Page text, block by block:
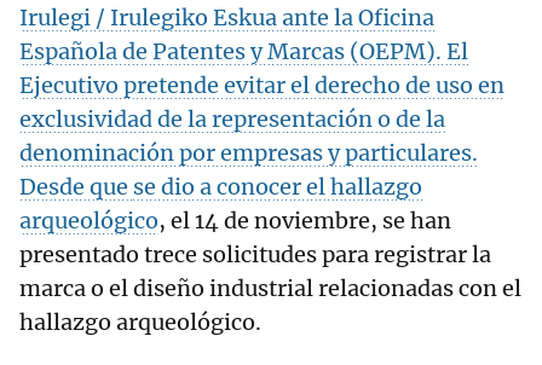
Irulegi / Irulegiko Eskua ante la Oficina
Española de Patentes y Marcas (OEPM). El
Ejecutivo pretende evitar el derecho de uso en
exclusividad de la representación o de la
denominación por empresas y particulares.
Desde que se dio a conocer el hallazgo
arqueológico, el 14 de noviembre, se han
presentado trece solicitudes para registrar la
marca o el diseño industrial relacionadas con el
hallazgo arqueológico.